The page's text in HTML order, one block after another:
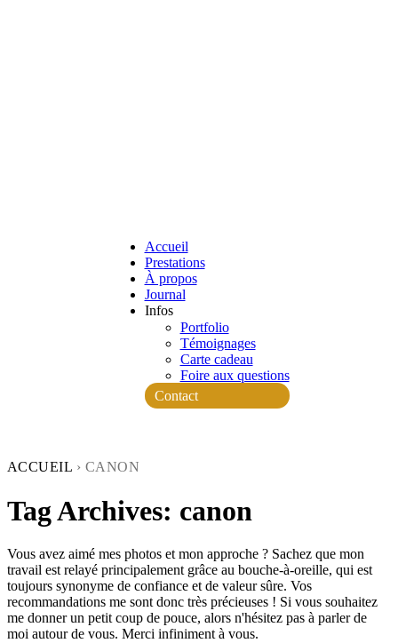
Accueil
Prestations
À propos
Journal
Infos
Portfolio
Témoignages
Carte cadeau
Foire aux questions
Contact
ACCUEIL › CANON
Tag Archives: canon
Vous avez aimé mes photos et mon approche ? Sachez que mon
travail est relayé principalement grâce au bouche-à-oreille, qui est
toujours synonyme de confiance et de valeur sûre. Vos
recommandations me sont donc très précieuses ! Si vous souhaitez
me donner un petit coup de pouce, alors n'hésitez pas à parler de
moi autour de vous. Merci infiniment à vous.